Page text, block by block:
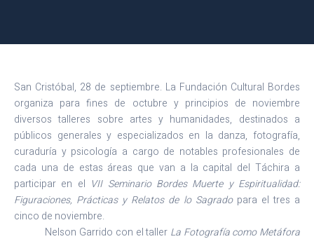
San Cristóbal, 28 de septiembre. La Fundación Cultural Bordes
organiza para fines de octubre y principios de noviembre
diversos talleres sobre artes y humanidades, destinados a
públicos generales y especializados en la danza, fotografía,
curaduría y psicología a cargo de notables profesionales de
cada una de estas áreas que van a la capital del Táchira a
participar en el VII Seminario Bordes Muerte y Espiritualidad:
Figuraciones, Prácticas y Relatos de lo Sagradopara el tres a
cinco de noviembre.
Nelson Garrido con el taller La Fotografía como Metáfora